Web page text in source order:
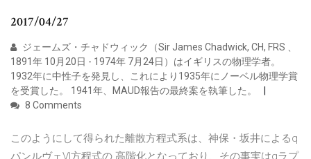
2017/04/27
ジェームズ・チャドウィック（Sir James Chadwick, CH, FRS 、
1891年 10月20日 - 1974年 7月24日）はイギリスの物理学者。
1932年に中性子を発見し、これにより1935年にノーベル物理学賞
を受賞した。 1941年、MAUD報告の最終案を執筆した。
8 Comments
このようにして得られた離散方程式系は、神保・坂井によるq